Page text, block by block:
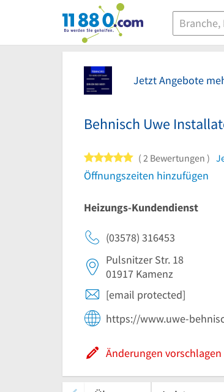
11880.com
Jetzt Angebote
Behnisch Uwe
5 von 5 Sternen
2 Bewertungen
Öffnungszeiten hinzufügen
Heizungs-Kundendienst
(03578) 316453
Pulsnitzer Str. 18
01917 Kamenz
[email protected]
https://www.uwe-
Änderungen vorschlagen